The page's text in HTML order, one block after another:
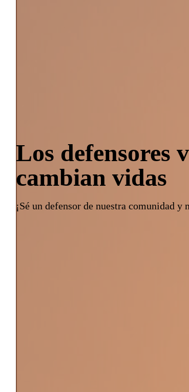
Los defensores
cambian vidas
¡Sé un defensor de nuestra comunidad y